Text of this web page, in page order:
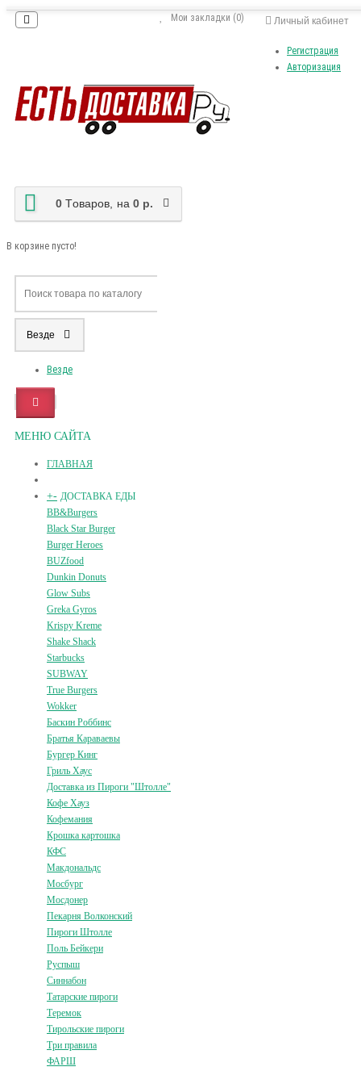
Личный кабинет
Регистрация
Авторизация
Мои закладки (0)
0 Tоваров, на 0 р.
В корзине пусто!
Везде
Везде
МЕНЮ САЙТА
ГЛАВНАЯ
+- ДОСТАВКА ЕДЫ
BB&Burgers
Black Star Burger
Burger Heroes
BUZfood
Dunkin Donuts
Glow Subs
Greka Gyros
Krispy Kreme
Shake Shack
Starbucks
SUBWAY
True Burgers
Wokker
Баскин Роббинс
Братья Караваевы
Бургер Кинг
Гриль Хаус
Доставка из Пироги "Штолле"
Кофе Хауз
Кофемания
Крошка картошка
КФС
Макдональдс
Мосбург
Мосдонер
Пекарня Волконский
Пироги Штолле
Поль Бейкери
Руспыш
Синнабон
Татарские пироги
Теремок
Тирольские пироги
Три правила
ФАРШ